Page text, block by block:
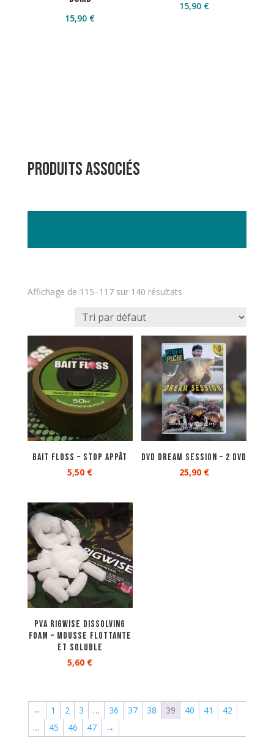
15,90 €
15,90 €
PRODUITS ASSOCIés
Affichage de 115–117 sur 140 résultats
Bait Floss – Stop appât
5,50 €
DVD DREAM SESSION – 2 DVD
25,90 €
PVA Rigwise Dissolving
Foam – mousse flottante
et soluble
5,60 €
← 1 2 3 … 36 37 38 39 40 41
42
…
45 46 47 →